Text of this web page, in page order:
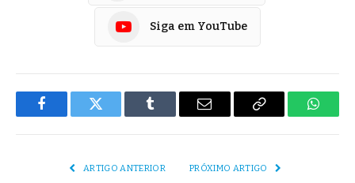
Siga em YouTube
FacebookTwitter Tumblr
E-
Copiar
ARTIGO ANTERIOR PRÓXIMO ARTIGO